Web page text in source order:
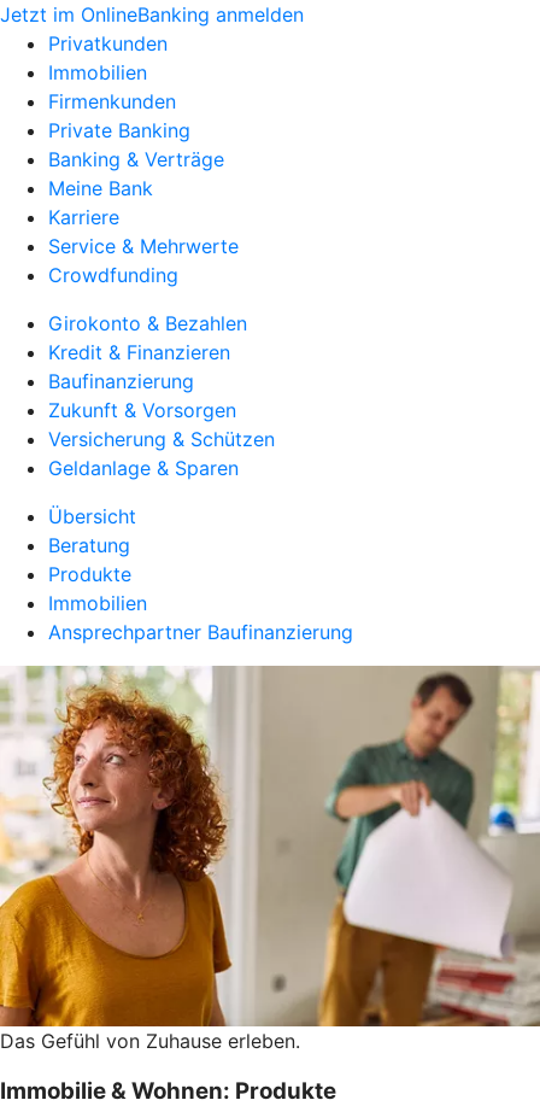
Jetzt im OnlineBanking anmelden
Privatkunden
Immobilien
Firmenkunden
Private Banking
Banking & Verträge
Meine Bank
Karriere
Service & Mehrwerte
Crowdfunding
Girokonto & Bezahlen
Kredit & Finanzieren
Baufinanzierung
Zukunft & Vorsorgen
Versicherung & Schützen
Geldanlage & Sparen
Übersicht
Beratung
Produkte
Immobilien
Ansprechpartner Baufinanzierung
Das Gefühl von Zuhause erleben.
Immobilie & Wohnen: Produkte